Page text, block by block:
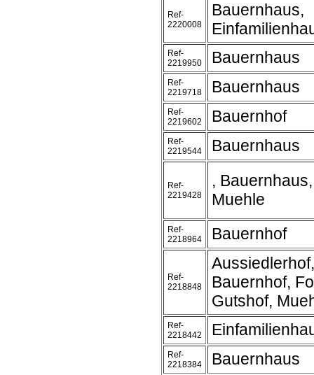
Ref-
2220008
Bauernhaus,
Ref-
2219950
Bauernhaus
Ref-
2219718
Bauernhaus
Ref-
2219602
Bauernhof
Ref-
2219544
Bauernhaus
Ref-
2219428
,
Muehle
Ref-
2218964
Bauernhof
Ref-
2218848
Bauernhof,
Gutshof,
Ref-
2218442
Ref-
2218384
Bauernhaus